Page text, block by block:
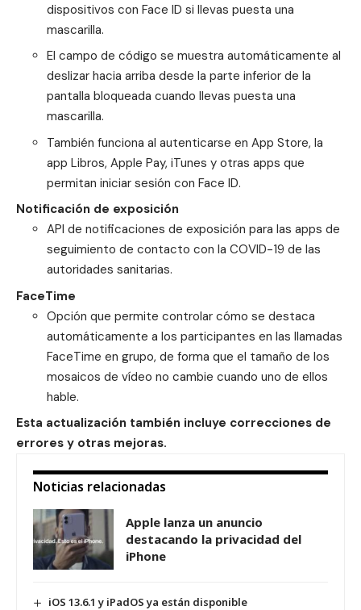
dispositivos con Face ID si llevas puesta una
mascarilla.
El campo de código se muestra automáticamente al
deslizar hacia arriba desde la parte inferior de la
pantalla bloqueada cuando llevas puesta una
mascarilla.
También funciona al autenticarse en App Store, la
app Libros, Apple Pay, iTunes y otras apps que
permitan iniciar sesión con Face ID.
Notificación de exposición
API de notificaciones de exposición para las apps de
seguimiento de contacto con la COVID-19 de las
autoridades sanitarias.
FaceTime
Opción que permite controlar cómo se destaca
automáticamente a los participantes en las llamadas
FaceTime en grupo, de forma que el tamaño de los
mosaicos de vídeo no cambie cuando uno de ellos
hable.
Esta actualización también incluye correcciones de
errores y otras mejoras.
Noticias relacionadas
Apple lanza un anuncio
destacando la privacidad del
iPhone
iOS 13.6.1 y iPadOS ya están disponible